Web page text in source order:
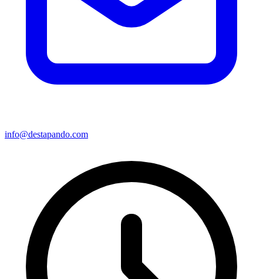
info@destapando.com